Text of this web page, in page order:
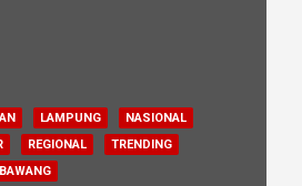
LAMPUNG
NASIONAL
REGIONAL
TRENDING